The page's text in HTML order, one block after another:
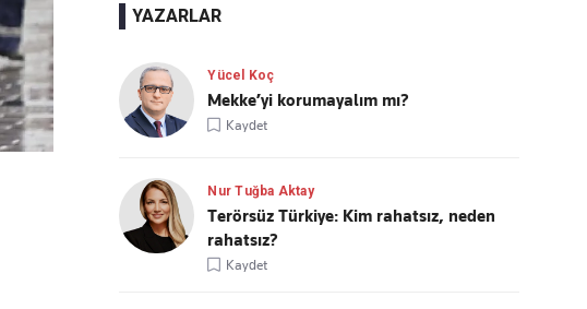
YAZARLAR
Yücel Koç
Mekke’yi korumayalım mı?
Kaydet
Nur Tuğba Aktay
Terörsüz Türkiye: Kim rahatsız, neden
rahatsız?
Kaydet